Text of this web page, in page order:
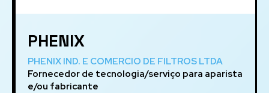
PHENIX
PHENIX IND. E COMERCIO DE FILTROS LTDA
Fornecedor de tecnologia/serviço para aparista
e/ou fabricante